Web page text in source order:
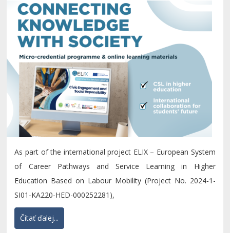
As part of the international project ELIX – European System
of Career Pathways and Service Learning in Higher
Education Based on Labour Mobility (Project No. 2024-1-
SI01-KA220-HED-000252281),
Čítať ďalej...